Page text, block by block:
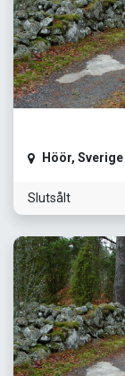
Höör, Sverige
Slutsålt